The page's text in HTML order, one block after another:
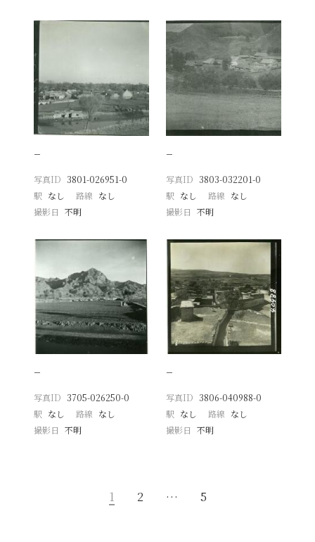
−
写真ID 3801-026951-0
駅 なし 路線 なし
撮影日
不明
−
写真ID 3803-032201-0
駅 なし 路線 なし
撮影日 不明
−
写真ID 3705-026250-0
駅 なし 路線 なし
撮影日
不明
−
写真ID 3806-040988-0
駅 なし 路線 なし
撮影日 不明
1 2 … 5